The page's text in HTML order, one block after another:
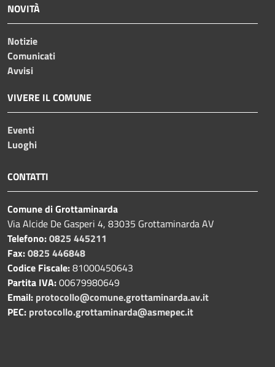
NOVITÀ
Notizie
Comunicati
Avvisi
VIVERE IL COMUNE
Eventi
Luoghi
CONTATTI
Comune di Grottaminarda
Via Alcide De Gasperi 4, 83035 Grottaminarda AV
Telefono:0825 445211
Fax:0825 446848
Codice Fiscale:81000450643
Partita IVA:00679980649
Email: protocollo@comune.grottaminarda.av.it
PEC: protocollo.grottaminarda@asmepec.it